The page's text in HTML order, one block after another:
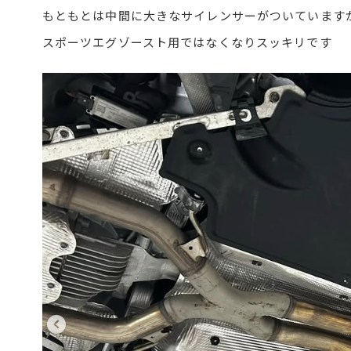
もともとは中間に大きなサイレンサーがついています
スポーツエグゾースト用ではなくなりスッキリです